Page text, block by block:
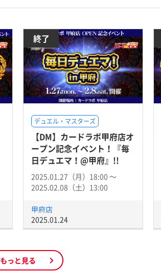
終了
デュエル・マスターズ
【DM】カードラボ甲府店オ
ープン記念イベント！『毎
日デュエマ！@甲府』!!
2025.01.27（月）18:00 〜
2025.02.08（土）13:00
甲府店
2025.01.24
もっと見る